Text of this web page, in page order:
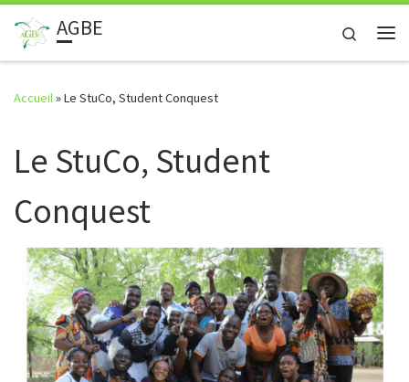
Skip to content
AGBE
Search
Accueil»Le StuCo, Student Conquest
Le StuCo, Student
Conquest